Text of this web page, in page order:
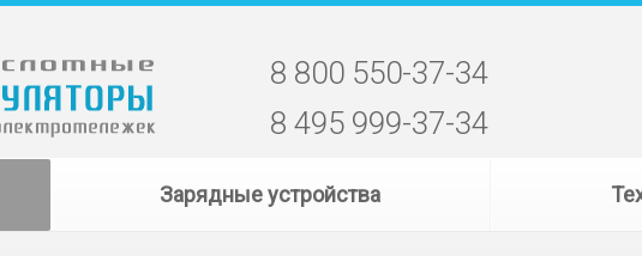
8 800 550-37-34
8 495 999-37-34
Зарядные устройства